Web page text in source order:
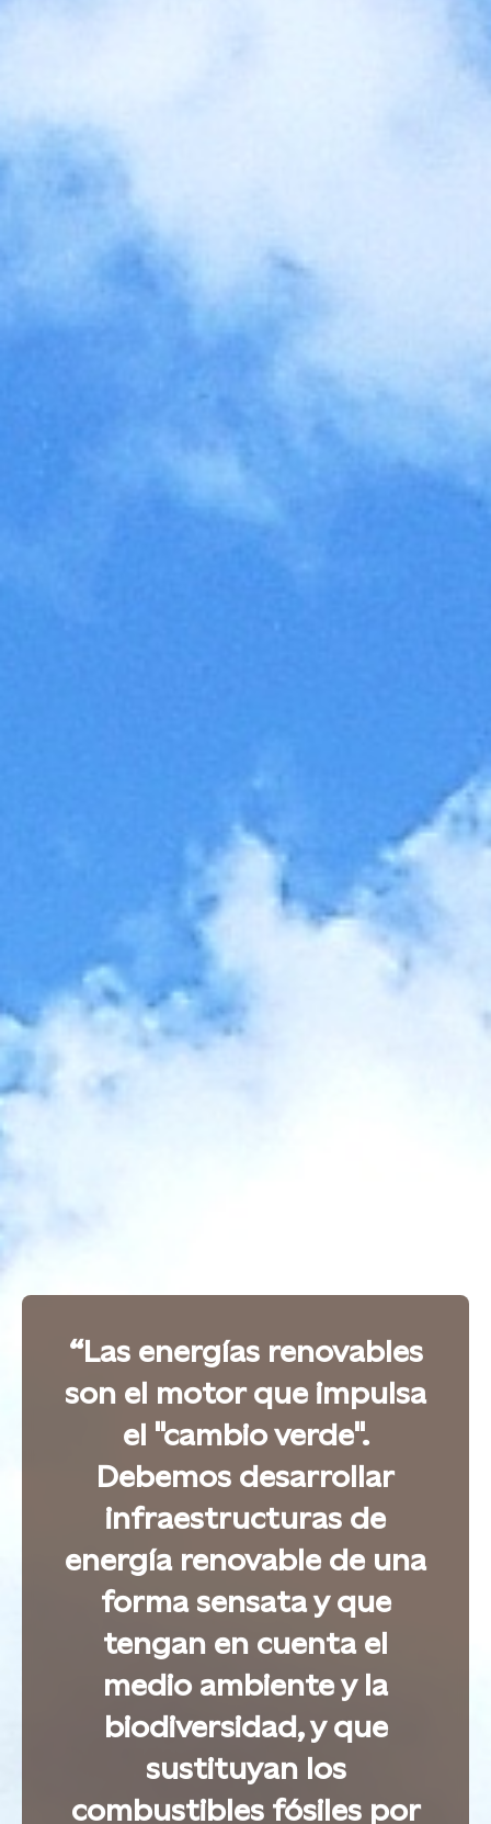
“Las energías renovables
son el motor que impulsa
el "cambio verde".
Debemos desarrollar
infraestructuras de
energía renovable de una
forma sensata y que
tengan en cuenta el
medio ambiente y la
biodiversidad, y que
sustituyan los
combustibles fósiles por